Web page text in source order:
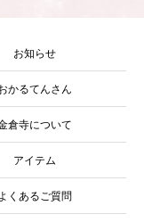
お知らせ
かるてんさん
倉寺について
アイテム
くあるご質問